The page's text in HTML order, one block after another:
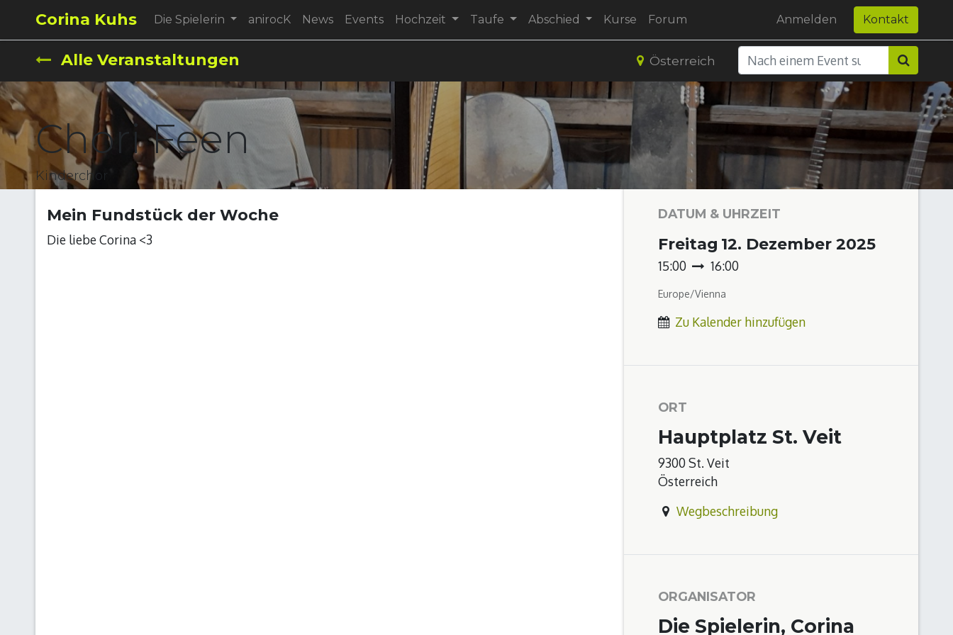
Corina Kuhs Die Spielerin anirocK News Events Hochzeit Taufe Abschied Kurse Forum Anmelden Kontakt
Alle Veranstaltungen Österreich
Chori Feen
Kinderchor
Mein Fundstück der Woche
Die liebe Corina <3
DATUM & UHRZEIT
Freitag 12. Dezember 2025
15:00 16:00
Europe/Vienna
Zu Kalender hinzufügen
ORT
Hauptplatz St. Veit
9300 St. Veit
Österreich
Wegbeschreibung
ORGANISATOR
Die Spielerin, Corina